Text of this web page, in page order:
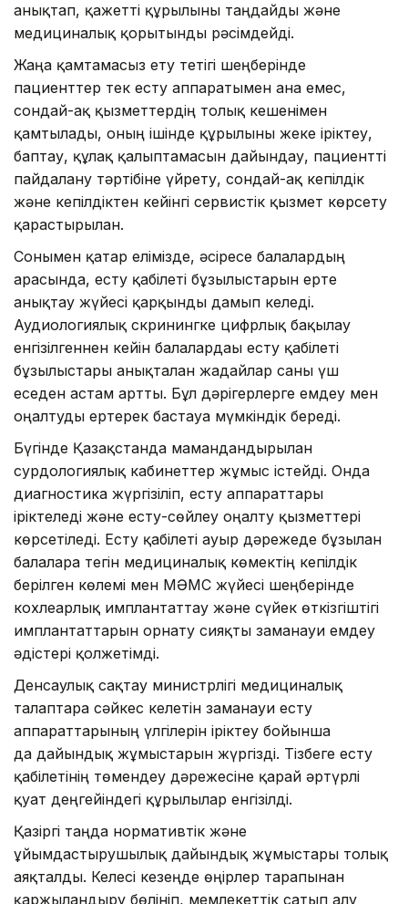
анықтап, қажетті құрылғыны таңдайды және
медициналық қорытынды рәсімдейді.
Жаңа қамтамасыз ету тетігі шеңберінде
пациенттер тек есту аппаратымен ғана емес,
сондай-ақ қызметтердің толық кешенімен
қамтылады, оның ішінде құрылғыны жеке іріктеу,
баптау, құлақ қалыптамасын дайындау, пациентті
пайдалану тәртібіне үйрету, сондай-ақ кепілдік
және кепілдіктен кейінгі сервистік қызмет көрсету
қарастырылған.
Сонымен қатар елімізде, әсіресе балалардың
арасында, есту қабілеті бұзылыстарын ерте
анықтау жүйесі қарқынды дамып келеді.
Аудиологиялық скринингке цифрлық бақылау
енгізілгеннен кейін балалардағы есту қабілеті
бұзылыстары анықталған жағдайлар саны үш
еседен астам артты. Бұл дәрігерлерге емдеу мен
оңалтуды ертерек бастауға мүмкіндік береді.
Бүгінде Қазақстанда мамандандырылған
сурдологиялық кабинеттер жұмыс істейді. Онда
диагностика жүргізіліп, есту аппараттары
іріктеледі және есту-сөйлеу оңалту қызметтері
көрсетіледі. Есту қабілеті ауыр дәрежеде бұзылған
балаларға тегін медициналық көмектің кепілдік
берілген көлемі мен МӘМС жүйесі шеңберінде
кохлеарлық имплантаттау және сүйек өткізгіштігі
имплантаттарын орнату сияқты заманауи емдеу
әдістері қолжетімді.
Денсаулық сақтау министрлігі медициналық
талаптарға сәйкес келетін заманауи есту
аппараттарының үлгілерін іріктеу бойынша
да дайындық жұмыстарын жүргізді. Тізбеге есту
қабілетінің төмендеу дәрежесіне қарай әртүрлі
қуат деңгейіндегі құрылғылар енгізілді.
Қазіргі таңда нормативтік және
ұйымдастырушылық дайындық жұмыстары толық
аяқталды. Келесі кезеңде өңірлер тарапынан
қаржыландыру бөлініп, мемлекеттік сатып алу